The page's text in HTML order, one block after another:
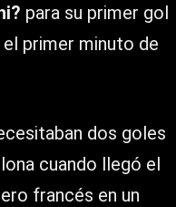
para su primer gol
el primer minuto de
dos goles
cuando llegó el
francés en un